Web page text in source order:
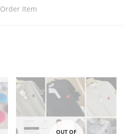
Order Item